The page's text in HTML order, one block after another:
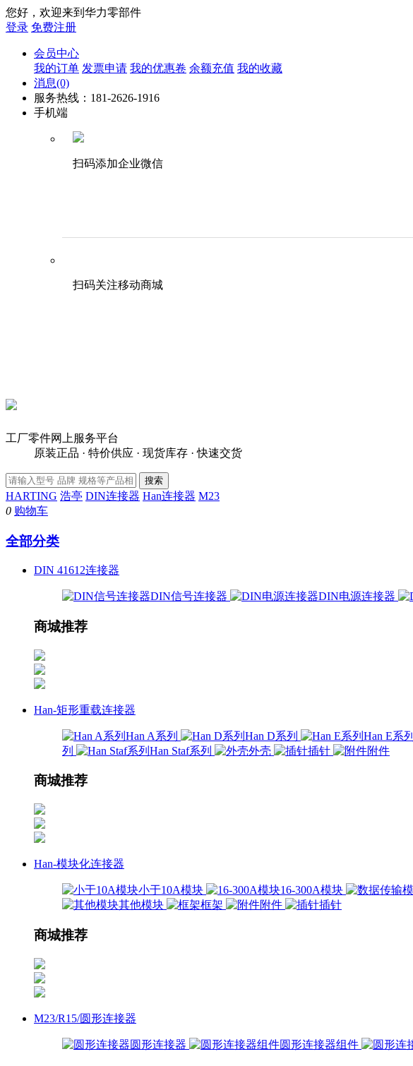
您好，欢迎来到华力零部件
登录 免费注册
会员中心
我的订单 发票申请 我的优惠卷 余额充值 我的收藏
消息(0)
服务热线：181-2626-1916
手机端
扫码添加企业微信
扫码关注移动商城
工厂零件网上服务平台
原装正品 · 特价供应 · 现货库存 · 快速交货
HARTING 浩亭 DIN连接器 Han连接器 M23
0 购物车
全部分类
DIN 41612连接器
DIN信号连接器 DIN电源连接器
商城推荐
Han-矩形重载连接器
Han A系列 Han D系列 Han E系列
列
Han Staf系列 外壳 插针 附件
商城推荐
Han-模块化连接器
小于10A模块 16-300A模块
其他模块
框架 附件 插针
商城推荐
M23/R15/圆形连接器
圆形连接器 圆形连接器组件